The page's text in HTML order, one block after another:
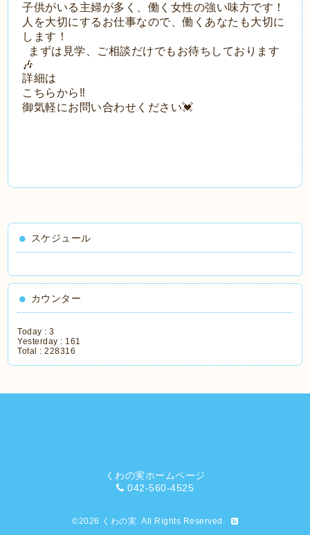
子供がいる主婦が多く、働く女性の強い味方です！
人を大切にするお仕事なので、働くあなたも大切に
します！
まずは見学、ご相談だけでもお待ちしております
🎶
詳細は
こちらから‼️
御気軽にお問い合わせください💓
スケジュール
カウンター
Today :3
Yesterday : 161
Total :228316
くわの実ホームページ
042-560-4525
©2026 くわの実. All Rights Reserved.